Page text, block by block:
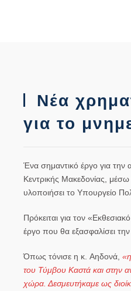
Νέα
για το
Ένα σημαντικό έργο για την
Κεντρικής Μακεδονίας,
υλοποιήσει το Υπουργείο
Πρόκειται για τον
έργο που θα εξασφαλίσει
Όπως τόνισε η κ. Αηδονά
του Τύμβου Καστά και στην
χώρα. Δεσμευτήκαμε ως